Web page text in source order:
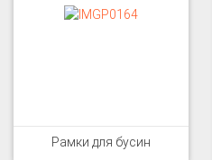
Рамки для бусин